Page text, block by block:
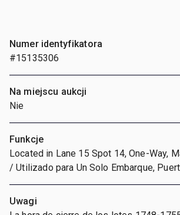
Numer identyfikatora
#15135306
Na miejscu aukcji
Nie
Funkcje
Located in Lane 15 Spot 14, One-Way,
/ Utilizado para Un Solo Embarque,
Uwagi